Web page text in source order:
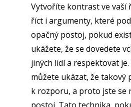
Vytvoříte kontrast ve vaší
říct i argumenty, které
opačný postoj, pokud
ukážete, že se dovedete
jiných lidí a respektovat
můžete ukázat, že takový
k rozporu, a proto jste se